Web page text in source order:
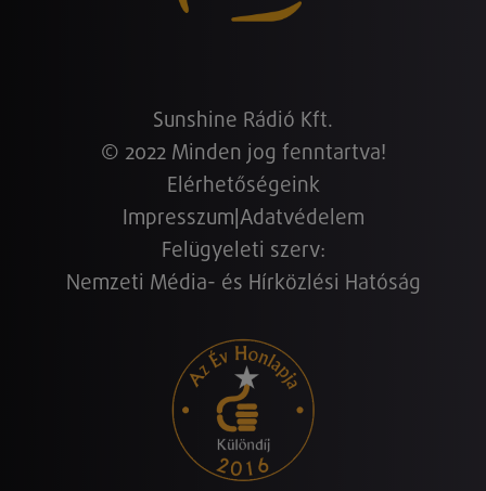
Sunshine Rádió Kft.
© 2022 Minden jog fenntartva!
Elérhetőségeink
Impresszum Adatvédelem
Felügyeleti szerv:
Nemzeti Média- és Hírközlési Hatóság